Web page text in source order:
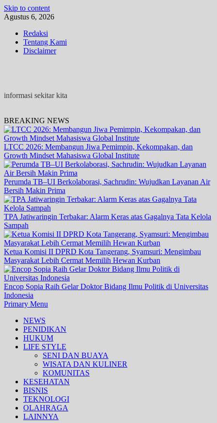
Skip to content
Agustus 6, 2026
Redaksi
Tentang Kami
Disclaimer
informasi sekitar kita
BREAKING NEWS
LTCC 2026: Membangun Jiwa Pemimpin, Kekompakan, dan
Growth Mindset Mahasiswa Global Institute
Perumda TB–UI Berkolaborasi, Sachrudin: Wujudkan Layanan Air
Bersih Makin Prima
TPA Jatiwaringin Terbakar: Alarm Keras atas Gagalnya Tata Kelola
Sampah
Ketua Komisi II DPRD Kota Tangerang, Syamsuri: Mengimbau
Masyarakat Lebih Cermat Memilih Hewan Kurban
Encop Sopia Raih Gelar Doktor Bidang Ilmu Politik di Universitas
Indonesia
Primary Menu
NEWS
PENIDIKAN
HUKUM
LIFE STYLE
SENI DAN BUAYA
WISATA DAN KULINER
KOMUNITAS
KESEHATAN
BISNIS
TEKNOLOGI
OLAHRAGA
LAINNYA